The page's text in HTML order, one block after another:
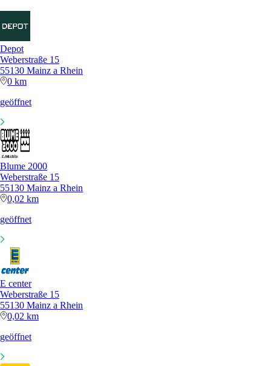
Depot
Weberstraße 15
55130 Mainz a Rhein
0 km
geöffnet
Blume 2000
Weberstraße 15
55130 Mainz a Rhein
0,02 km
geöffnet
E center
Weberstraße 15
55130 Mainz a Rhein
0,02 km
geöffnet